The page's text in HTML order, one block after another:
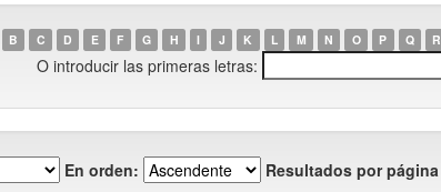
B C D E F G H I J K L M N O P Q R
O introducir las primeras letras:
En orden: Resultados por página